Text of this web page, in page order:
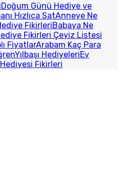
Doğum Günü Hediye ve
Hızlıca SatAnneye Ne
FikirleriBabaya Ne
Fikirleri Çeyiz Listesi
FiyatlarArabam Kaç Para
Yılbaşı HediyeleriEv
Fikirleri